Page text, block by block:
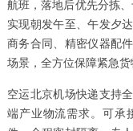
航班，落地后优先分拣
实现朝发午至、午发夕
商务合同、精密仪器配
场景，全方位保障紧急货
空运北京机场快递支持
端产业物流需求。可承